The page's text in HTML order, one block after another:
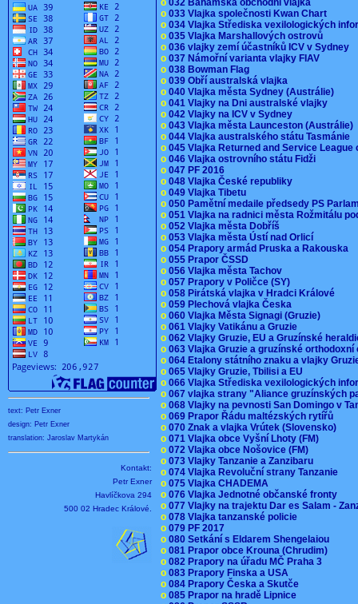
text: Petr Exner
design: Petr Exner
translation: Jaroslav Martykán
Kontakt:
Petr Exner
Havlíčkova 294
500 02 Hradec Králové.
o 032 Bahamská obchodní vlajka
o 033 Vlajka společnosti Kwan Chart
o 034 Vlajka Střediska vexilologických
o 035 Vlajka Marshallových ostrovů
o 036 vlajky zemí účastníků ICV v Sydney
o 037 Námořní varianta vlajky FIAV
o 038 Bowman Flag
o 039 Obří australská vlajka
o 040 Vlajka města Sydney (Austrálie)
o 041 Vlajky na Dni australské vlajky
o 042 Vlajky na ICV v Sydney
o 043 Vlajka města Launceston (Austrálie)
o 044 Vlajka australského státu Tasmánie
o 045 Vlajka Returned and Service
o 046 Vlajka ostrovního státu Fidži
o 047 PF 2016
o 048 Vlajka České republiky
o 049 Vlajka Tibetu
o 050 Pamětní medaile předsedy PS
o 051 Vlajka na radnici města Rožmitálu
o 052 Vlajka města Dobříš
o 053 Vlajka města Ústí nad Orlicí
o 054 Prapory armád Pruska a Rakouska
o 055 Prapor ČSSD
o 056 Vlajka města Tachov
o 057 Prapory v Poličce (SY)
o 058 Pirátská vlajka v Hradci Králové
o 059 Plechová vlajka Česka
o 060 Vlajka Města Signagi (Gruzie)
o 061 Vlajky Vatikánu a Gruzie
o 062 Vlajky Gruzie, EU a Gruzínské
o 063 Vlajka Gruzie a gruzínské
o 064 Etalony státního znaku a vlajky
o 065 Vlajky Gruzie, Tbilisi a EU
o 066 Vlajka Střediska vexilologických
o 067 vlajka strany "Aliance gruzínských
o 068 Vlajky na pevnosti San Domingo v
o 069 Prapor Řádu maltézských rytířů
o 070 Znak a vlajka Vrútek (Slovensko)
o 071 Vlajka obce Vyšní Lhoty (FM)
o 072 Vlajka obce Nošovice (FM)
o 073 Vlajky Tanzanie a Zanzibaru
o 074 Vlajka Revoluční strany Tanzanie
o 075 Vlajka CHADEMA
o 076 Vlajka Jednotné občanské fronty
o 077 Vlajky na trajektu Dar es Salam -
o 078 Vlajka tanzanské policie
o 079 PF 2017
o 080 Setkání s Eldarem Shengelaiou
o 081 Prapor obce Krouna (Chrudim)
o 082 Prapory na úřadu MČ Praha 3
o 083 Prapory Finska a USA
o 084 Prapory Česka a Skutče
o 085 Prapor na hradě Lipnice